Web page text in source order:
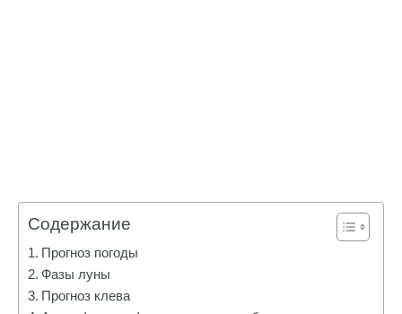
Содержание
Прогноз погоды
Фазы луны
Прогноз клева